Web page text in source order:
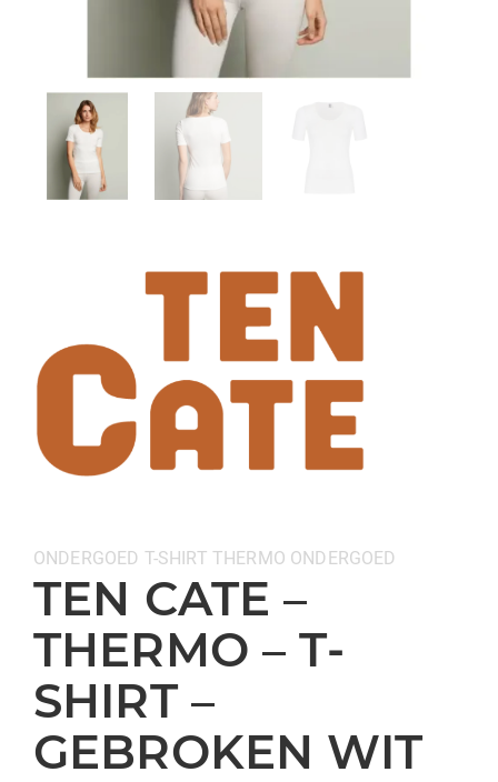
Categorieën:
ONDERGOED T-SHIRT THERMO ONDERGOED
TEN CATE –
THERMO – T-
SHIRT –
GEBROKEN WIT